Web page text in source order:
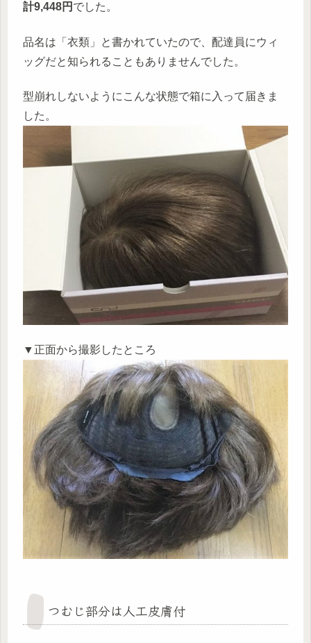
計9,448円 でした。
品名は「衣類」と書かれていたので、配達員にウィ
ッグだと知られることもありませんでした。
型崩れしないようにこんな状態で箱に入って届きま
した。
▼正面から撮影したところ
つむじ部分は人工皮膚付